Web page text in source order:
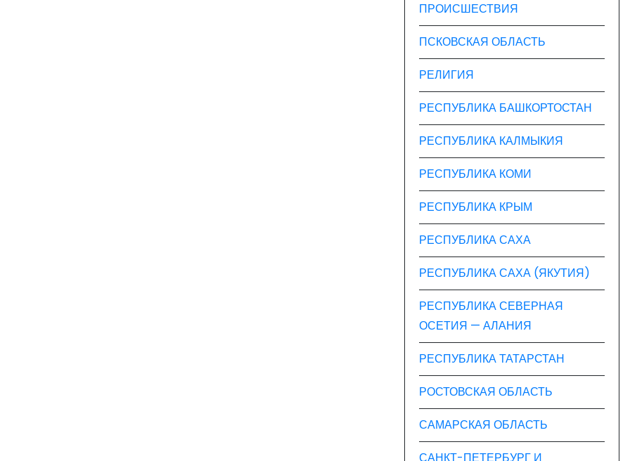
ПРОИСШЕСТВИЯ
ПСКОВСКАЯ ОБЛАСТЬ
РЕЛИГИЯ
РЕСПУБЛИКА БАШКОРТОСТАН
РЕСПУБЛИКА КАЛМЫКИЯ
РЕСПУБЛИКА КОМИ
РЕСПУБЛИКА КРЫМ
РЕСПУБЛИКА САХА
РЕСПУБЛИКА САХА (ЯКУТИЯ)
РЕСПУБЛИКА СЕВЕРНАЯ
ОСЕТИЯ — АЛАНИЯ
РЕСПУБЛИКА ТАТАРСТАН
РОСТОВСКАЯ ОБЛАСТЬ
САМАРСКАЯ ОБЛАСТЬ